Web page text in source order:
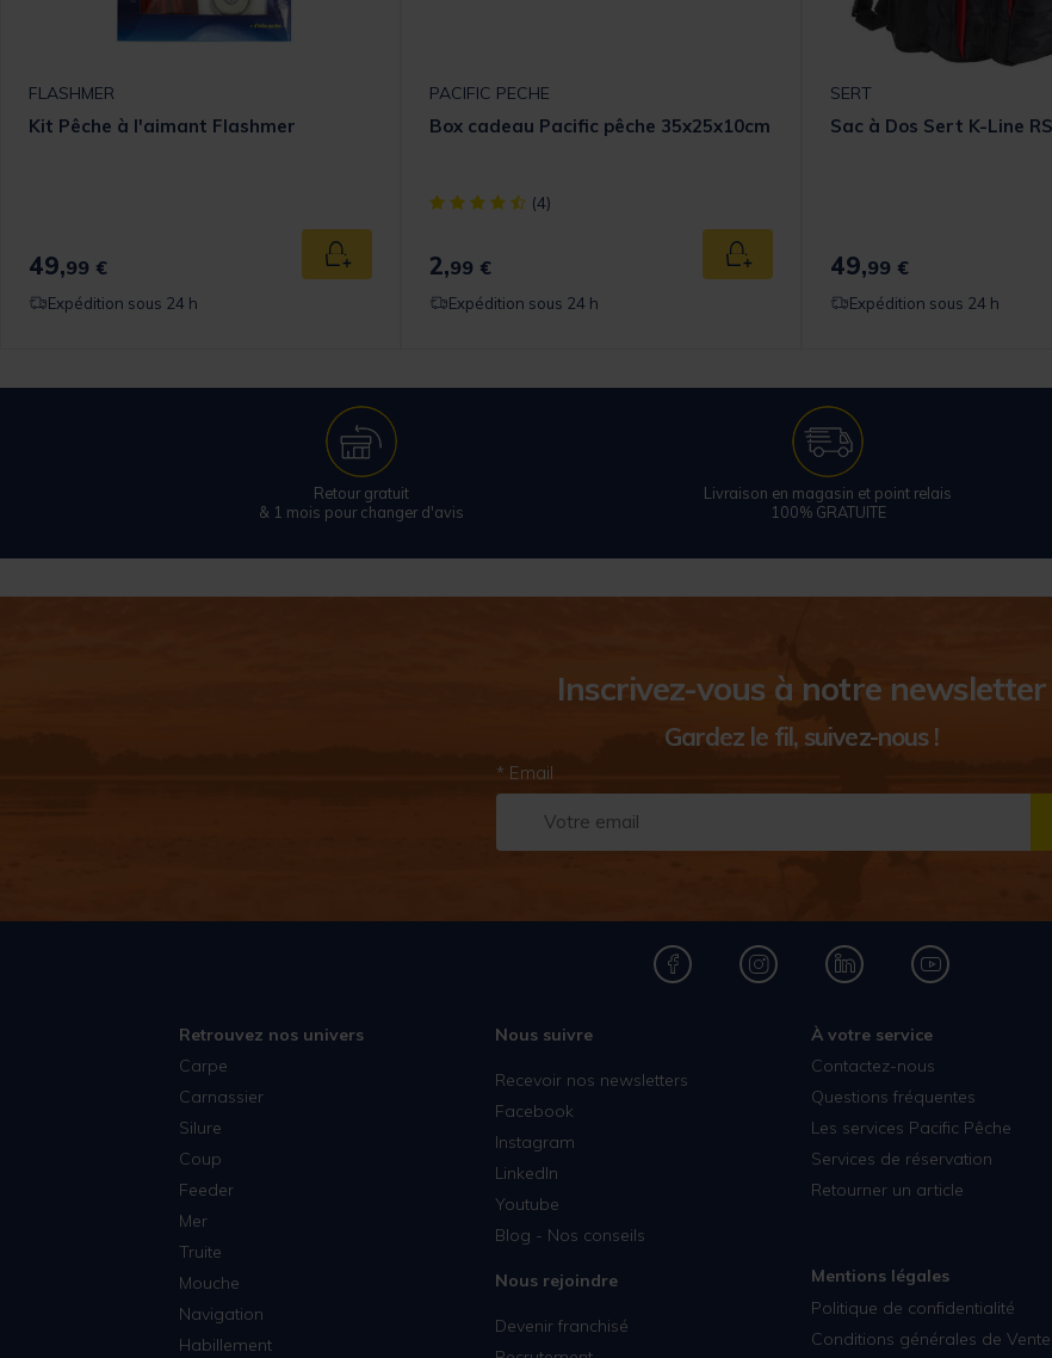
panier
FLASHMER
Kit Pêche à l'aimant Flashmer
49,99 € Ajouter au panier
Expédition sous 24 h
PACIFIC PECHE
Box cadeau Pacific pêche 35x25x10cm
[object Object] out of 5 Customer Rating
(4)
2,99 € Ajouter au panier
Expédition sous 24 h
SERT
Sac à Dos Sert K-Line
49,99 €
Expédition sous 24 h
Retour gratuit
& 1 mois pour changer d'avis
Livraison en magasin et point relais
100% GRATUITE
Inscrivez-vous à notre newsletter
Gardez le fil, suivez-nous !
* Email
Retrouvez nos univers
Carpe
Carnassier
Silure
Coup
Feeder
Mer
Truite
Mouche
Navigation
Habillement
Nous suivre
Recevoir nos newsletters
Facebook
Instagram
LinkedIn
Youtube
Blog - Nos conseils
Nous rejoindre
Devenir franchisé
À votre service
Contactez-nous
Questions fréquentes
Les services Pacific Pêche
Services de réservation
Retourner un article
Mentions légales
Politique de confidentialité
Conditions générales de Vente